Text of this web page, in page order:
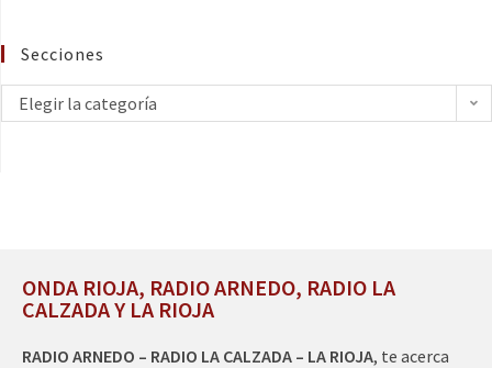
Secciones
Elegir la categoría
ONDA RIOJA, RADIO ARNEDO, RADIO LA
CALZADA Y LA RIOJA
RADIO ARNEDO – RADIO LA CALZADA – LA RIOJA, te acerca